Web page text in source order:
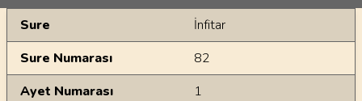
Genel Bilgiler
Sure
İnfitar
Sure Numarası
82
Ayet Numarası
1